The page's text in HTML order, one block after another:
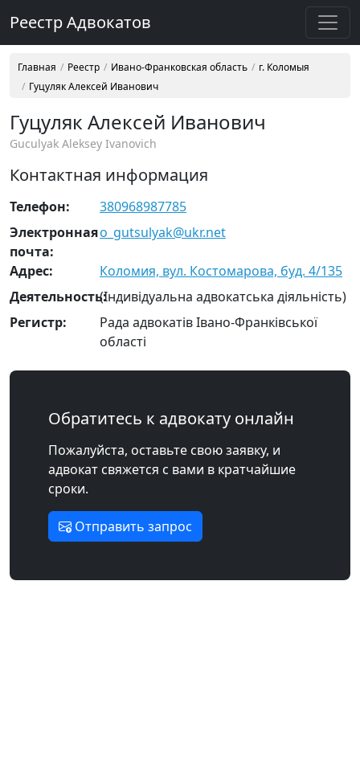
Реестр Адвокатов
Главная Реестр Ивано-Франковская область
г. Коломыя
Гуцуляк Алексей Иванович
Гуцуляк Алексей Иванович
Guculyak Aleksey Ivanovich
Контактная информация
Телефон:
380968987785
Электронная
почта:
o_gutsulyak@ukr.net
Адрес:
Коломия, вул. Костомарова, буд. 4/135
Деятельность:(Індивідуальна адвокатська діяльність)
Регистр:
Рада адвокатів Івано-Франківської
області
Обратитесь к адвокату онлайн
Пожалуйста, оставьте свою заявку, и
адвокат свяжется с вами в кратчайшие
сроки.
Отправить запрос